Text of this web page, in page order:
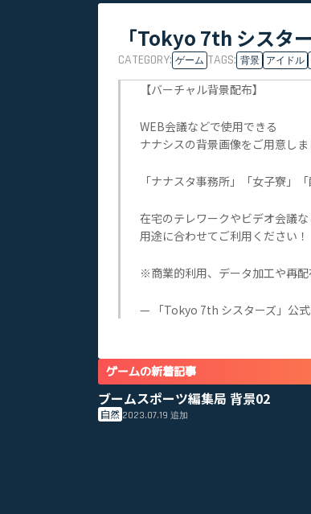
「Tokyo 7th シスタ
CATEGORY: ゲーム TAGS: 背景 アイドル
【バーチャル背景配布】
WEB会議などで使用できる
ナナシスの背景画像をご用意しま
「ナナスタ事務所」「女子寮」
在宅のテレワークやビデオ会議な
用途に合わせてご利用ください！
※商業的利用、データ加工や再配
— 「Tokyo 7th シスターズ」公
ゲームの新着記事
ブームスポーツ編集局 背景02
自然 2023.07.19追加